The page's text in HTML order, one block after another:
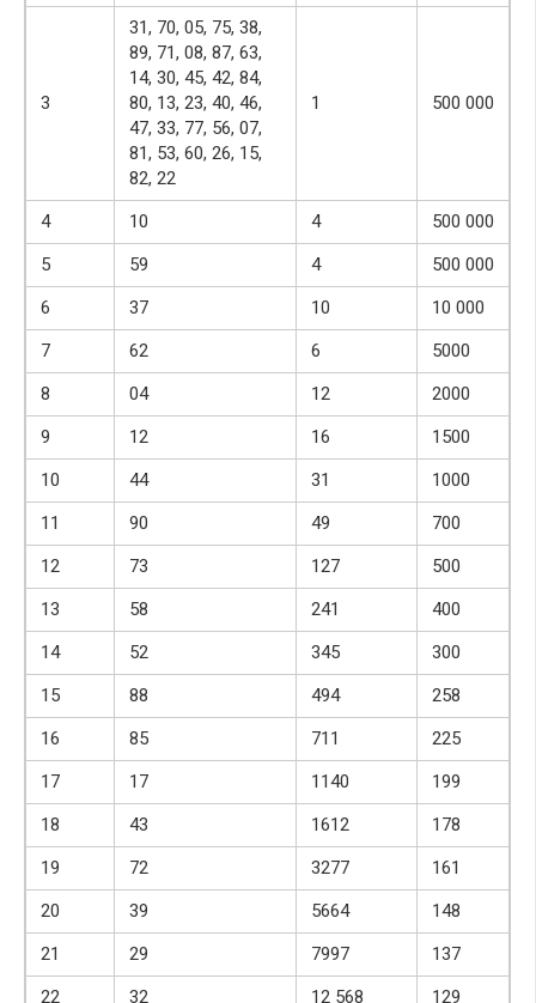
3
31, 70, 05, 75, 38,
89, 71, 08, 87, 63,
14, 30, 45, 42, 84,
80, 13, 23, 40, 46,
47, 33, 77, 56, 07,
81, 53, 60, 26, 15,
82, 22
1 500 000
4 10 4
500 000
5
59 4
500 000
6
37 10
10 000
7
62 6
5000
8
04 12
2000
9
12 16
1500
10
44 31
1000
11
90 49
700
12
73 127
500
13
58 241
400
14
52 345
300
15
88 494
258
16
85 711
225
17
17 1140
199
18
43 1612
178
19
72 3277
161
20
39 5664
148
21
29 7997
137
22
32 12 568 129